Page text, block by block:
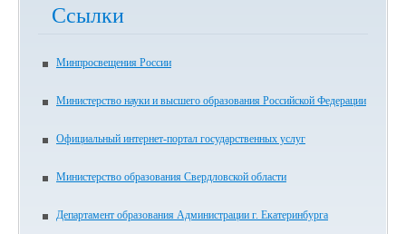
Ссылки
Минпросвещения России
Министерство науки и высшего образования Российской Федерации
Официальный интернет-портал государственных услуг
Министерство образования Свердловской области
Департамент образования Администрации г. Екатеринбурга